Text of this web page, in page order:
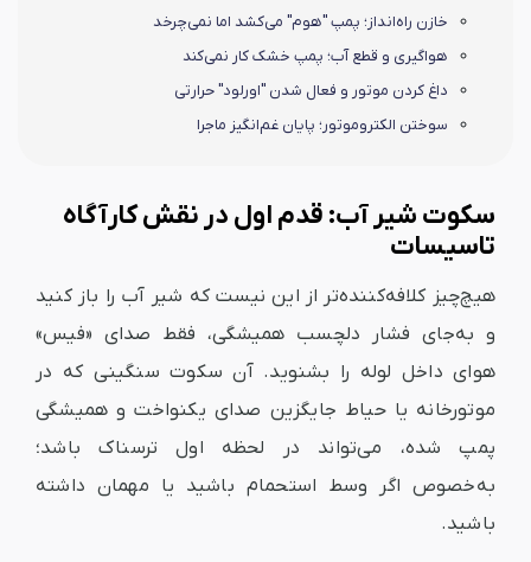
خازن راه‌انداز؛ پمپ "هوم" می‌کشد اما نمی‌چرخد
هواگیری و قطع آب؛ پمپ خشک کار نمی‌کند
داغ کردن موتور و فعال شدن "اورلود" حرارتی
سوختن الکتروموتور؛ پایان غم‌انگیز ماجرا
سکوت شیر آب: قدم اول در نقش کارآگاه
تاسیسات
هیچ‌چیز کلافه‌کننده‌تر از این نیست که شیر آب را باز کنید
و به‌جای فشار دلچسب همیشگی، فقط صدای «فیس»
هوای داخل لوله را بشنوید. آن سکوت سنگینی که در
موتورخانه یا حیاط جایگزین صدای یکنواخت و همیشگی
پمپ شده، می‌تواند در لحظه اول ترسناک باشد؛
به‌خصوص اگر وسط استحمام باشید یا مهمان داشته
باشید.